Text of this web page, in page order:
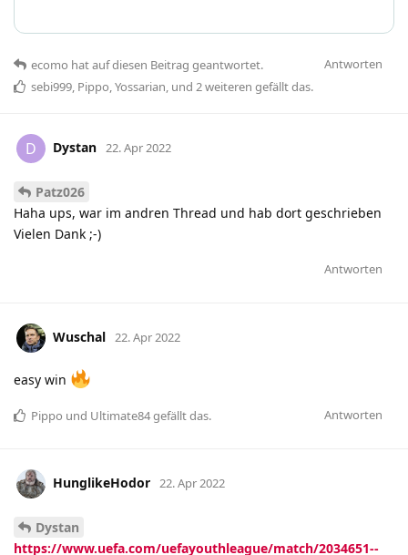
Antworten
ecomo hatauf diesen Beitrag geantwortet.
sebi999, Pippo,Yossarian, und 2weiteren gefällt das.
D Dystan 22. Apr 2022
Patz026
Haha ups, war im andren Thread und hab dort geschrieben
Vielen Dank ;-)
Antworten
Wuschal 22. Apr 2022
easy win
Antworten
Pippo und Ultimate84gefällt das.
HunglikeHodor 22. Apr 2022
Dystan
https://www.uefa.com/uefayouthleague/match/2034651--